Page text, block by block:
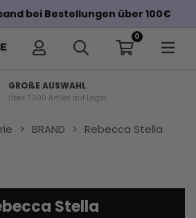
bei Bestellungen über 100€
0
GROßE AUSWAHL
Über 7.000 Artikel auf Lager
> BRAND > Rebecca Stella
Stella